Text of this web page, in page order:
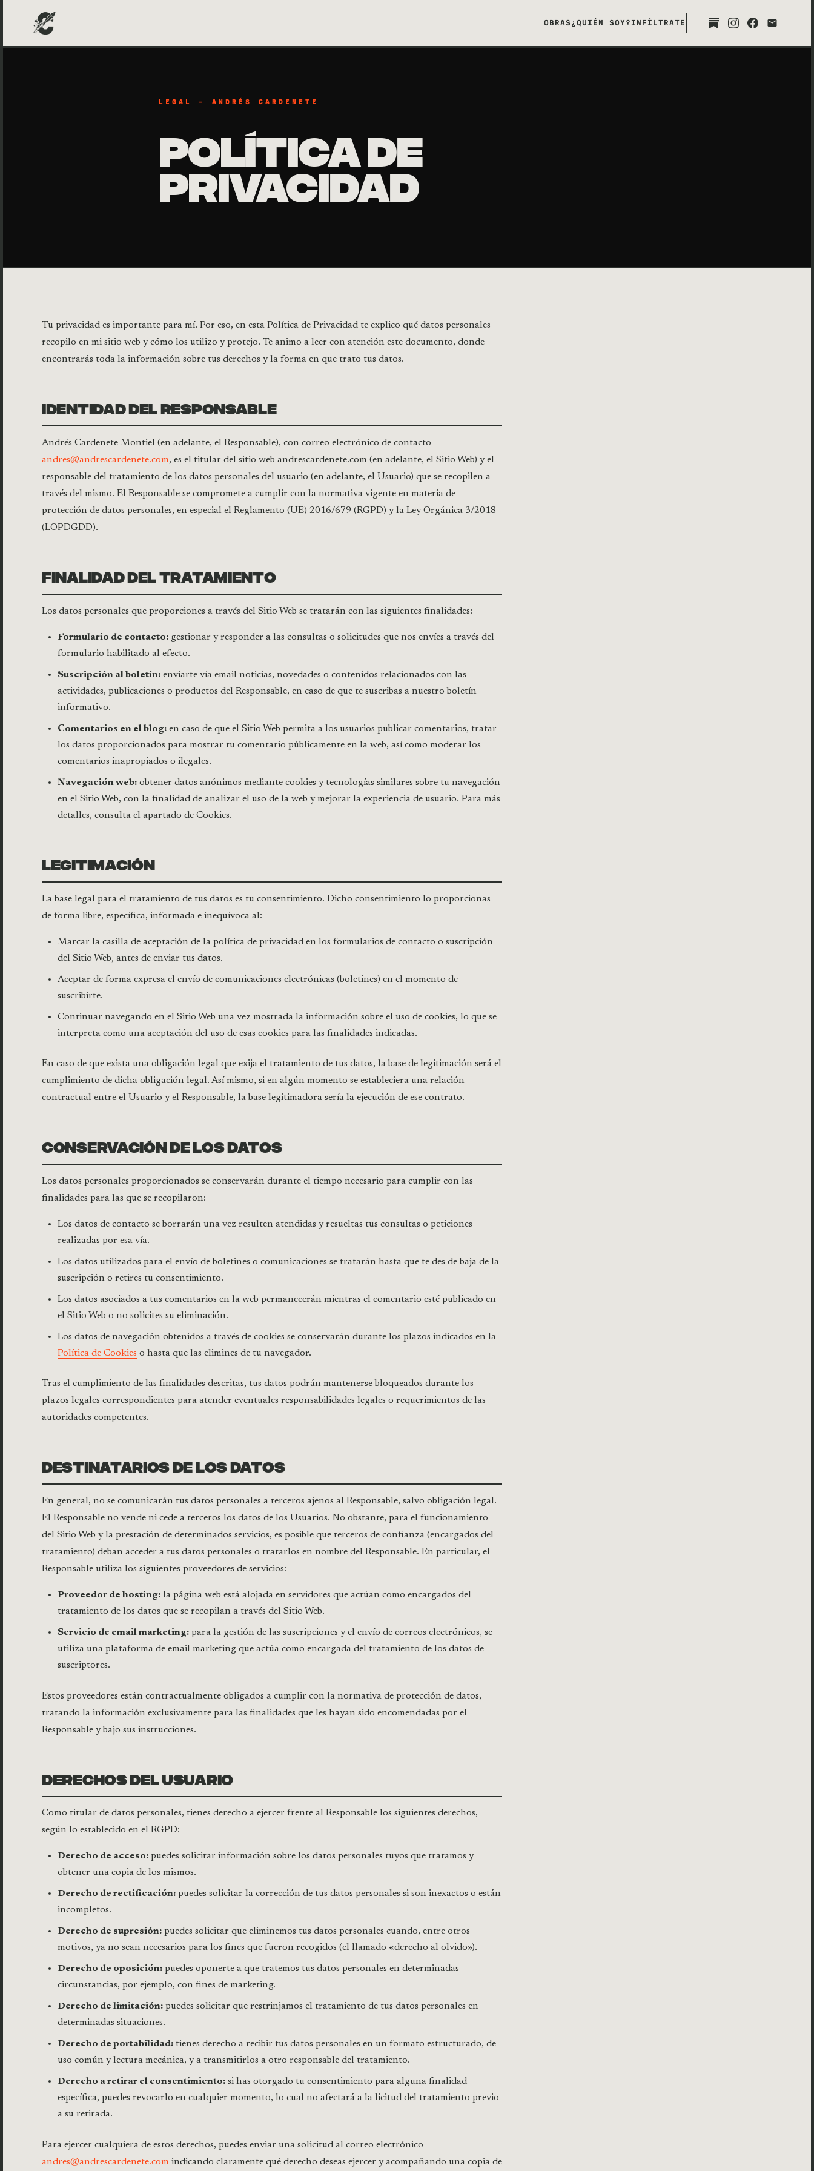
OBRAS ¿QUIÉN SOY? INFÍLTRATE
LEGAL — ANDRÉS CARDENETE
POLÍTICA DE
PRIVACIDAD
Tu privacidad es importante para mí. Por eso, en esta Política de Privacidad te explico qué datos personales
recopilo en mi sitio web y cómo los utilizo y protejo. Te animo a leer con atención este documento, donde
encontrarás toda la información sobre tus derechos y la forma en que trato tus datos.
IDENTIDAD DEL RESPONSABLE
Andrés Cardenete Montiel (en adelante, el Responsable), con correo electrónico de contacto
andres@andrescardenete.com, es el titular del sitio web andrescardenete.com (en adelante, el Sitio Web) y el
responsable del tratamiento de los datos personales del usuario (en adelante, el Usuario) que se recopilen a
través del mismo. El Responsable se compromete a cumplir con la normativa vigente en materia de
protección de datos personales, en especial el Reglamento (UE) 2016/679 (RGPD) y la Ley Orgánica 3/2018
(LOPDGDD).
FINALIDAD DEL TRATAMIENTO
Los datos personales que proporciones a través del Sitio Web se tratarán con las siguientes finalidades:
Formulario de contacto:gestionar y responder a las consultas o solicitudes que nos envíes a través del
formulario habilitado al efecto.
Suscripción al boletín:enviarte vía email noticias, novedades o contenidos relacionados con las
actividades, publicaciones o productos del Responsable, en caso de que te suscribas a nuestro boletín
informativo.
Comentarios en el blog:en caso de que el Sitio Web permita a los usuarios publicar comentarios, tratar
los datos proporcionados para mostrar tu comentario públicamente en la web, así como moderar los
comentarios inapropiados o ilegales.
Navegación web:obtener datos anónimos mediante cookies y tecnologías similares sobre tu navegación
en el Sitio Web, con la finalidad de analizar el uso de la web y mejorar la experiencia de usuario. Para más
detalles, consulta el apartado de Cookies.
LEGITIMACIÓN
La base legal para el tratamiento de tus datos es tu consentimiento. Dicho consentimiento lo proporcionas
de forma libre, específica, informada e inequívoca al:
Marcar la casilla de aceptación de la política de privacidad en los formularios de contacto o suscripción
del Sitio Web, antes de enviar tus datos.
Aceptar de forma expresa el envío de comunicaciones electrónicas (boletines) en el momento de
suscribirte.
Continuar navegando en el Sitio Web una vez mostrada la información sobre el uso de cookies, lo que se
interpreta como una aceptación del uso de esas cookies para las finalidades indicadas.
En caso de que exista una obligación legal que exija el tratamiento de tus datos, la base de legitimación será el
cumplimiento de dicha obligación legal. Así mismo, si en algún momento se estableciera una relación
contractual entre el Usuario y el Responsable, la base legitimadora sería la ejecución de ese contrato.
CONSERVACIÓN DE LOS DATOS
Los datos personales proporcionados se conservarán durante el tiempo necesario para cumplir con las
finalidades para las que se recopilaron:
Los datos de contacto se borrarán una vez resulten atendidas y resueltas tus consultas o peticiones
realizadas por esa vía.
Los datos utilizados para el envío de boletines o comunicaciones se tratarán hasta que te des de baja de la
suscripción o retires tu consentimiento.
Los datos asociados a tus comentarios en la web permanecerán mientras el comentario esté publicado en
el Sitio Web o no solicites su eliminación.
Los datos de navegación obtenidos a través de cookies se conservarán durante los plazos indicados en la
Política de Cookies o hasta que las elimines de tu navegador.
Tras el cumplimiento de las finalidades descritas, tus datos podrán mantenerse bloqueados durante los
plazos legales correspondientes para atender eventuales responsabilidades legales o requerimientos de las
autoridades competentes.
DESTINATARIOS DE LOS DATOS
En general, no se comunicarán tus datos personales a terceros ajenos al Responsable, salvo obligación legal.
El Responsable no vende ni cede a terceros los datos de los Usuarios. No obstante, para el funcionamiento
del Sitio Web y la prestación de determinados servicios, es posible que terceros de confianza (encargados del
tratamiento) deban acceder a tus datos personales o tratarlos en nombre del Responsable. En particular, el
Responsable utiliza los siguientes proveedores de servicios:
Proveedor de hosting:la página web está alojada en servidores que actúan como encargados del
tratamiento de los datos que se recopilan a través del Sitio Web.
Servicio de email marketing:para la gestión de las suscripciones y el envío de correos electrónicos, se
utiliza una plataforma de email marketing que actúa como encargada del tratamiento de los datos de
suscriptores.
Estos proveedores están contractualmente obligados a cumplir con la normativa de protección de datos,
tratando la información exclusivamente para las finalidades que les hayan sido encomendadas por el
Responsable y bajo sus instrucciones.
DERECHOS DEL USUARIO
Como titular de datos personales, tienes derecho a ejercer frente al Responsable los siguientes derechos,
según lo establecido en el RGPD:
Derecho de acceso:puedes solicitar información sobre los datos personales tuyos que tratamos y
obtener una copia de los mismos.
Derecho de rectificación:puedes solicitar la corrección de tus datos personales si son inexactos o están
incompletos.
Derecho de supresión:puedes solicitar que eliminemos tus datos personales cuando, entre otros
motivos, ya no sean necesarios para los fines que fueron recogidos (el llamado «derecho al olvido»).
Derecho de oposición:puedes oponerte a que tratemos tus datos personales en determinadas
circunstancias, por ejemplo, con fines de marketing.
Derecho de limitación:puedes solicitar que restrinjamos el tratamiento de tus datos personales en
determinadas situaciones.
Derecho de portabilidad:tienes derecho a recibir tus datos personales en un formato estructurado, de
uso común y lectura mecánica, y a transmitirlos a otro responsable del tratamiento.
Derecho a retirar el consentimiento:si has otorgado tu consentimiento para alguna finalidad
específica, puedes revocarlo en cualquier momento, lo cual no afectará a la licitud del tratamiento previo
a su retirada.
Para ejercer cualquiera de estos derechos, puedes enviar una solicitud al correo electrónico
andres@andrescardenete.com indicando claramente qué derecho deseas ejercer y acompañando una copia de